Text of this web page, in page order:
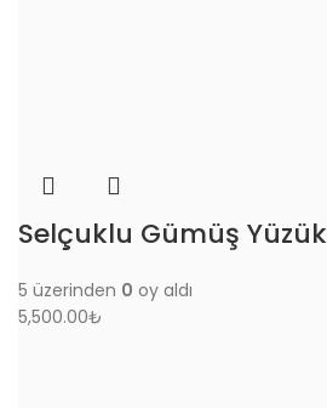
Selçuklu Gümüş Yüzük
5 üzerinden 0 oy aldı
5,500.00₺